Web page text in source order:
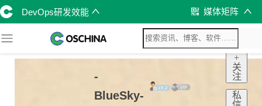
DevOps研发效能 媒体矩阵
-
BlueSky-
+
关
注
私